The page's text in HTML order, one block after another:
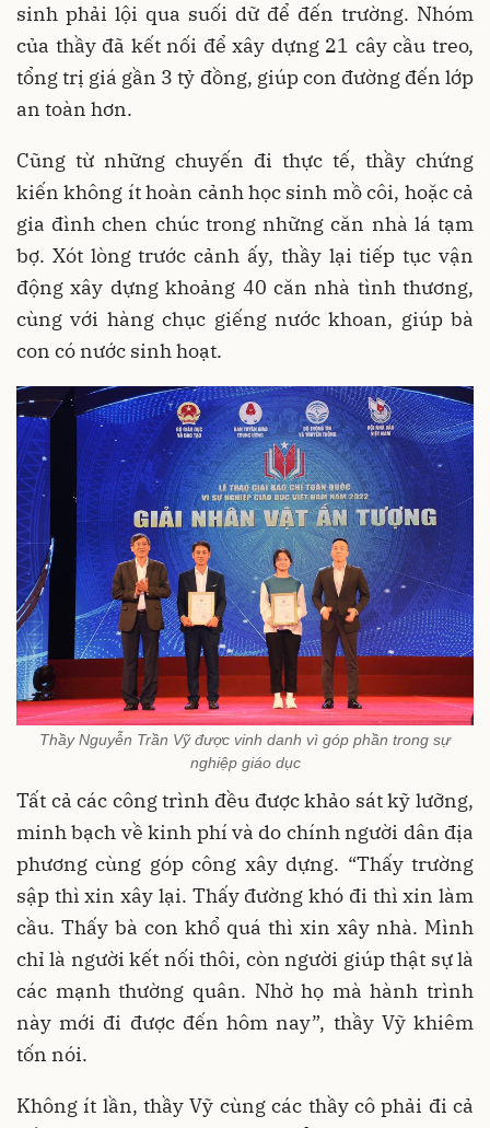
sinh phải lội qua suối dữ để đến trường. Nhóm
của thầy đã kết nối để xây dựng 21 cây cầu treo,
tổng trị giá gần 3 tỷ đồng, giúp con đường đến lớp
an toàn hơn.
Cũng từ những chuyến đi thực tế, thầy chứng
kiến không ít hoàn cảnh học sinh mồ côi, hoặc cả
gia đình chen chúc trong những căn nhà lá tạm
bợ. Xót lòng trước cảnh ấy, thầy lại tiếp tục vận
động xây dựng khoảng 40 căn nhà tình thương,
cùng với hàng chục giếng nước khoan, giúp bà
con có nước sinh hoạt.
Thầy Nguyễn Trần Vỹ được vinh danh vì góp phần trong sự
nghiệp giáo dục
Tất cả các công trình đều được khảo sát kỹ lưỡng,
minh bạch về kinh phí và do chính người dân địa
phương cùng góp công xây dựng. “Thấy trường
sập thì xin xây lại. Thấy đường khó đi thì xin làm
cầu. Thấy bà con khổ quá thì xin xây nhà. Mình
chỉ là người kết nối thôi, còn người giúp thật sự là
các mạnh thường quân. Nhờ họ mà hành trình
này mới đi được đến hôm nay”, thầy Vỹ khiêm
tốn nói.
Không ít lần, thầy Vỹ cùng các thầy cô phải đi cả